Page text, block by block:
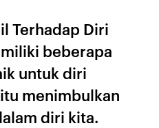
Terhadap Diri
beberapa
untuk diri
menimbulkan
diri kita.